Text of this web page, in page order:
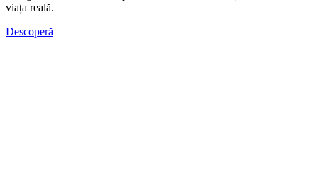
viața reală.
Descoperă